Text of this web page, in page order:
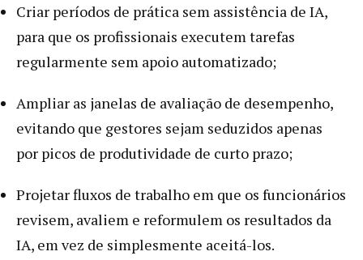
Criar períodos de prática sem assistência de IA,
para que os profissionais executem tarefas
regularmente sem apoio automatizado;
Ampliar as janelas de avaliação de desempenho,
evitando que gestores sejam seduzidos apenas
por picos de produtividade de curto prazo;
Projetar fluxos de trabalho em que os funcionários
revisem, avaliem e reformulem os resultados da
IA, em vez de simplesmente aceitá-los.